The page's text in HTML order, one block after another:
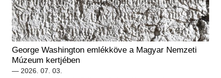
Régészet
Tagintézmények
Felnőttképzés
Képcsarnok
Történeti Fényképtár
Éremtár
Adattár
Központi Könyvtár
George Washington emlékköve a Magyar Nemzeti
Múzeum kertjében
— 2026. 07. 03.